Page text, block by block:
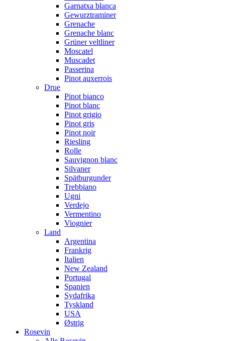
Garnatxa blanca
Gewurztraminer
Grenache
Grenache blanc
Grüner veltliner
Moscatel
Muscadet
Passerina
Pinot auxerrois
Drue
Pinot bianco
Pinot blanc
Pinot grigio
Pinot gris
Pinot noir
Riesling
Rolle
Sauvignon blanc
Silvaner
Spätburgunder
Trebbiano
Ugni
Verdejo
Vermentino
Viognier
Land
Argentina
Frankrig
Italien
New Zealand
Portugal
Spanien
Sydafrika
Tyskland
USA
Østrig
Rosevin